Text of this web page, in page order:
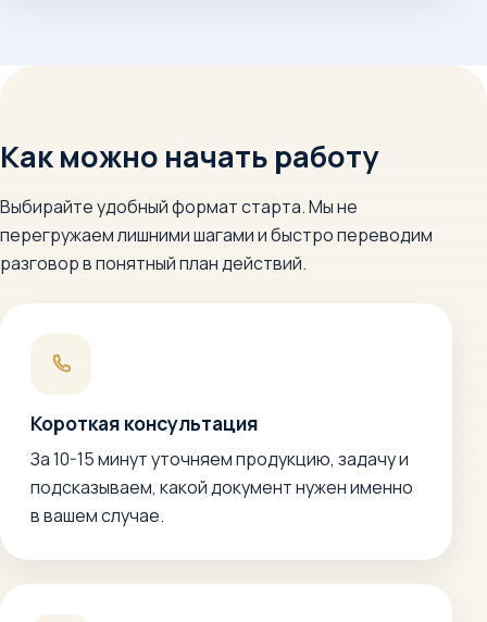
Как можно начать работу
Выбирайте удобный формат старта. Мы не
перегружаем лишними шагами и быстро переводим
разговор в понятный план действий.
Короткая консультация
За 10-15 минут уточняем продукцию, задачу и
подсказываем, какой документ нужен именно
в вашем случае.